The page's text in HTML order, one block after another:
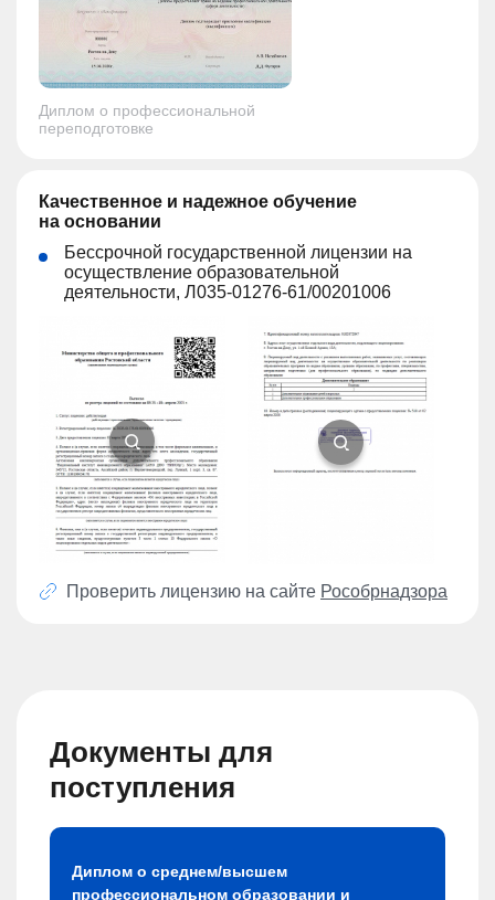
Диплом о профессиональной
переподготовке
Качественное и надежное обучение
на основании
Бессрочной государственной лицензии на
осуществление образовательной
деятельности, Л035-01276-61/00201006
Проверить лицензию на сайте Рособрнадзора
Документы для
поступления
Диплом о среднем/высшем
профессиональном образовании и